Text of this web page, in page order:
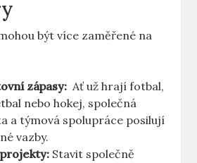
být‍ více‌ zaměřené na
zápasy: ‍ Ať už hrají ​fotbal,
nebo hokej,‍ společná
a​ týmová spolupráce⁤ posilují
vazby.
Stavit‍ společně⁤